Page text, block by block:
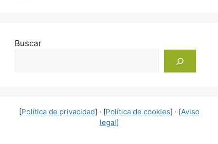
Buscar
[Política de privacidad] · [Política de cookies] · [Aviso
legal]